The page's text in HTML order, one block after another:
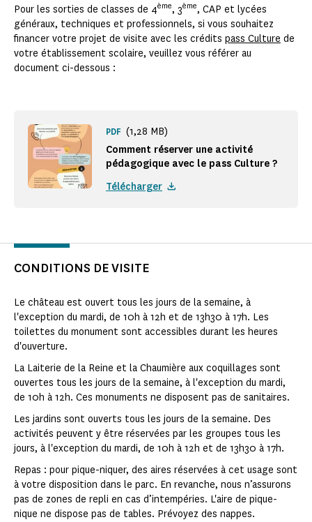
Pour les sorties de classes de 4ème, 3ème, CAP et lycées
généraux, techniques et professionnels, si vous souhaitez
financer votre projet de visite avec les crédits pass Culture de
votre établissement scolaire, veuillez vous référer au
document ci-dessous :
Comment réserver une activité
pédagogique avec le pass Culture ?
PDF (1,28 MB)
Télécharger
CONDITIONS DE VISITE
Le château est ouvert tous les jours de la semaine, à
l'exception du mardi, de 10h à 12h et de 13h30 à 17h. Les
toilettes du monument sont accessibles durant les heures
d'ouverture.
La Laiterie de la Reine et la Chaumière aux coquillages sont
ouvertes tous les jours de la semaine, à l'exception du mardi,
de 10h à 12h. Ces monuments ne disposent pas de sanitaires.
Les jardins sont ouverts tous les jours de la semaine. Des
activités peuvent y être réservées par les groupes tous les
jours, à l'exception du mardi, de 10h à 12h et de 13h30 à 17h.
Repas : pour pique-niquer, des aires réservées à cet usage sont
à votre disposition dans le parc. En revanche, nous n’assurons
pas de zones de repli en cas d’intempéries. L'aire de pique-
nique ne dispose pas de tables. Prévoyez des nappes.